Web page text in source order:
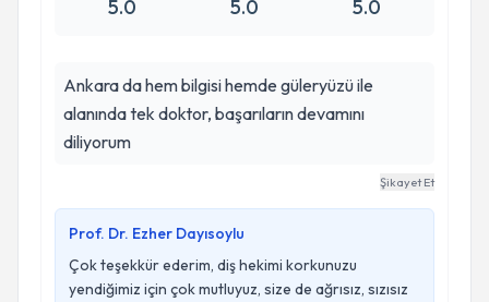
5.0 5.0 5.0
Ankara da hem bilgisi hemde güleryüzü ile
alanında tek doktor, başarıların devamını
diliyorum
Şikayet Et
Prof. Dr. Ezher Dayısoylu
Çok teşekkür ederim, diş hekimi korkunuzu
yendiğimiz için çok mutluyuz, size de ağrısız, sızısız